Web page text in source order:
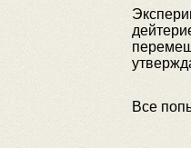
Все